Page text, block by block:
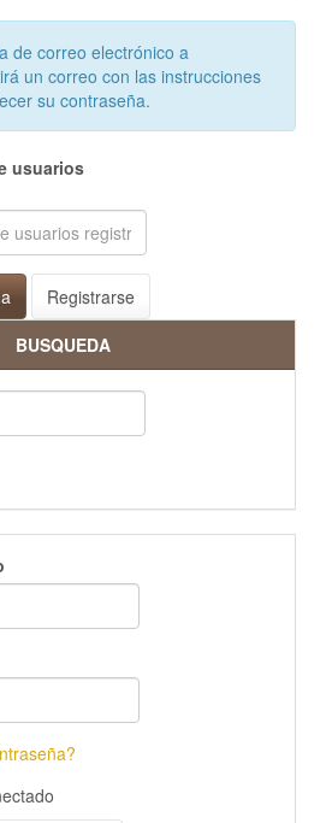
de correo electrónico a
un correo con las instrucciones
su contraseña.
usuarios
Registrarse
BUSQUEDA